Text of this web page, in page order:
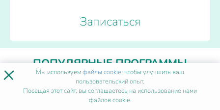
Записаться
ПОПУЛЯРНЫЕ ПРОГРАММЫ
Сестринское дело
× Мы используемфайлы cookie, чтобы улучшить ваш
пользовательский опыт.
Посещая этот сайт, вы соглашаетесь на использование нами
файлов cookie.